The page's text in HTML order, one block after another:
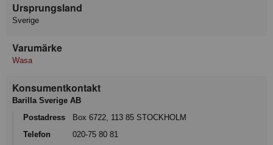
Ursprungsland
Sverige
Varumärke
Wasa
Konsumentkontakt
Barilla Sverige AB
Postadress
Box 6722, 113 85 STOCKHOLM
Telefon
020-75 80 81